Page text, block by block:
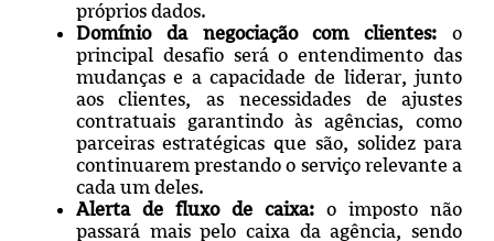
próprios dados.
Domínio da negociação com clientes: o
principal desafio será o entendimento das
mudanças e a capacidade de liderar, junto
aos clientes, as necessidades de ajustes
contratuais garantindo às agências, como
parceiras estratégicas que são, solidez para
continuarem prestando o serviço relevante a
cada um deles.
Alerta de fluxo de caixa: o imposto não
passará mais pelo caixa da agência, sendo